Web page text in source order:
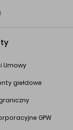
Umowy
giełdowe
GPW